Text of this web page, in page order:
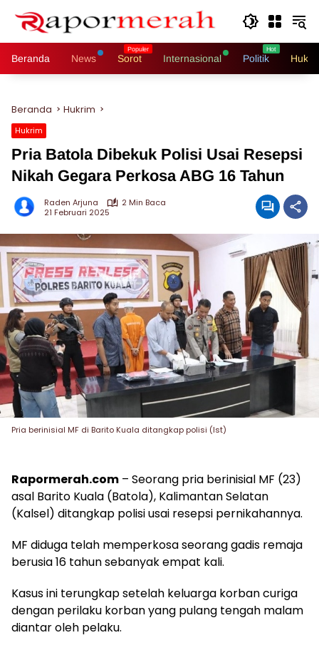
Beranda News Sorot Internasional Politik
Beranda Hukrim
Hukrim
Pria Batola Dibekuk Polisi Usai Resepsi
Nikah Gegara Perkosa ABG 16 Tahun
Raden Arjuna
2 Min Baca
21 Februari 2025
Pria berinisial MF di Barito Kuala ditangkap polisi (Ist)
Rapormerah.com – Seorang pria berinisial MF (23)
asal Barito Kuala (Batola), Kalimantan Selatan
(Kalsel) ditangkap polisi usai resepsi pernikahannya.
MF diduga telah memperkosa seorang gadis remaja
berusia 16 tahun sebanyak empat kali.
Kasus ini terungkap setelah keluarga korban curiga
dengan perilaku korban yang pulang tengah malam
diantar oleh pelaku.